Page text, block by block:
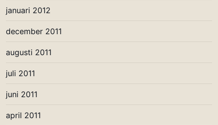
januari 2012
december 2011
augusti 2011
juli 2011
juni 2011
april 2011